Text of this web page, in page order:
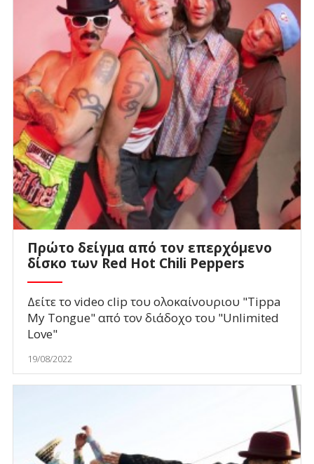
Πρώτο δείγμα από τον επερχόμενο
δίσκο των Red Hot Chili Peppers
Δείτε το video clip του ολοκαίνουριου "Tippa
My Tongue" από τον διάδοχο του "Unlimited
Love"
19/08/2022